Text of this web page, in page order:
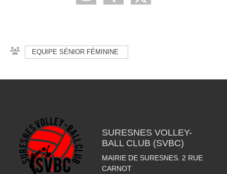
EQUIPE SÉNIOR FÉMININE
SURESNES VOLLEY-
BALL CLUB (SVBC)
MAIRIE DE SURESNES. 2 RUE
CARNOT